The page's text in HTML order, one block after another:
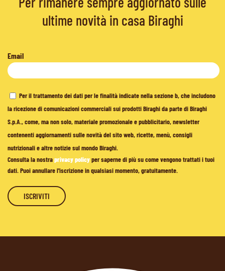
ultime novità in casa Biraghi
Email
Per il trattamento dei dati per le finalità indicate nella sezione b, che includono
la ricezione di comunicazioni commerciali sui prodotti Biraghi da parte di Biraghi
S.p.A., come, ma non solo, materiale promozionale e pubblicitario, newsletter
contenenti aggiornamenti sulle novità del sito web, ricette, menù, consigli
nutrizionali e altre notizie sul mondo Biraghi.
Consulta la nostraprivacy policyper saperne di più su come vengono trattati i tuoi
dati. Puoi annullare l'iscrizione in qualsiasi momento, gratuitamente.